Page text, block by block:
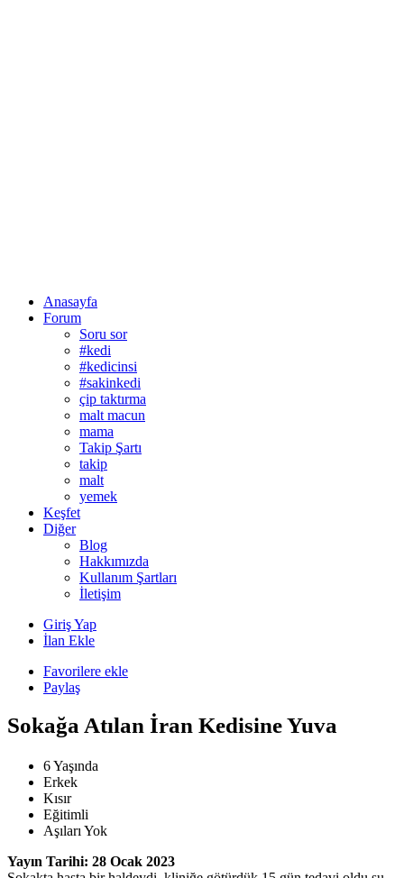
Anasayfa
Forum
Soru sor
#kedi
#kedicinsi
#sakinkedi
çip taktırma
malt macun
mama
Takip Şartı
takip
malt
yemek
Keşfet
Diğer
Blog
Hakkımızda
Kullanım Şartları
İletişim
Giriş Yap
İlan Ekle
Favorilere ekle
Paylaş
Sokağa Atılan İran Kedisine Yuva
6 Yaşında
Erkek
Kısır
Eğitimli
Aşıları Yok
Yayın Tarihi: 28 Ocak 2023